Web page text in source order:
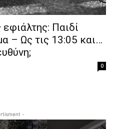
Παιδί
– Ως τις 13:05 και…
0
-